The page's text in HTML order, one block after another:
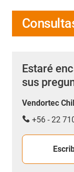
Estaré
sus
Vendortec
+56 - 22